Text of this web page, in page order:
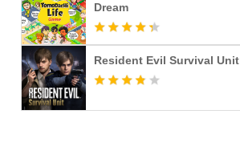
Dream
Resident Evil Survival Unit